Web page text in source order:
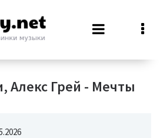
Алекс Грей - Мечты